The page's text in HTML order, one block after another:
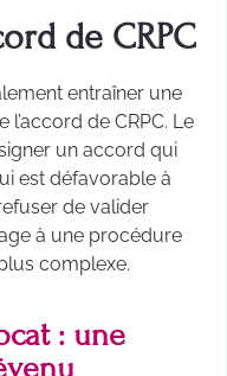
de CRPC
entraîner une
de CRPC. Le
un accord qui
est défavorable à
de valider
à une procédure
complexe.
: une